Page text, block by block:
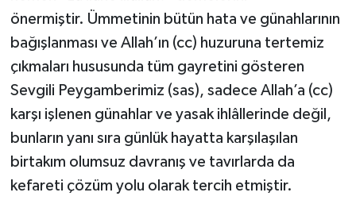
önermiştir. Ümmetinin bütün hata ve günahlarının
bağışlanması ve Allah’ın (cc) huzuruna tertemiz
çıkmaları hususunda tüm gayretini gösteren
Sevgili Peygamberimiz (sas), sadece Allah’a (cc)
karşı işlenen günahlar ve yasak ihlâllerinde değil,
bunların yanı sıra günlük hayatta karşılaşılan
birtakım olumsuz davranış ve tavırlarda da
kefareti çözüm yolu olarak tercih etmiştir.